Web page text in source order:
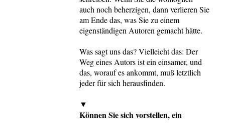
auch noch beherzigen, dann verlieren Sie
am Ende das, was Sie zu einem
eigenständigen Autoren gemacht hätte.
Was sagt uns das? Vielleicht das: Der
Weg eines Autors ist ein einsamer, und
das, worauf es ankommt, muß letztlich
jeder für sich herausfinden.
▼
Können Sie sich vorstellen, ein